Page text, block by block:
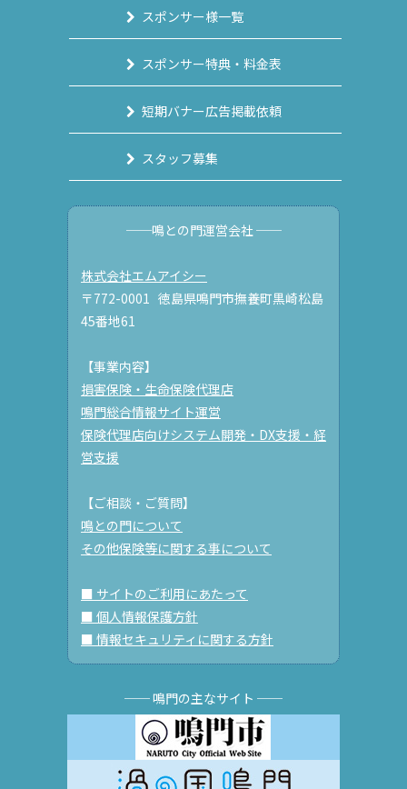
スポンサー様一覧
スポンサー特典・料金表
短期バナー広告掲載依頼
スタッフ募集
──鳴との門運営会社 ──
株式会社エムアイシー
〒772-0001 徳島県鳴門市撫養町黒崎松島
45番地61
【事業内容】
損害保険・生命保険代理店
鳴門総合情報サイト運営
保険代理店向けシステム開発・DX支援・経
営支援
【ご相談・ご質問】
鳴との門について
その他保険等に関する事について
■ サイトのご利用にあたって
■ 個人情報保護方針
■ 情報セキュリティに関する方針
── 鳴門の主なサイト ──